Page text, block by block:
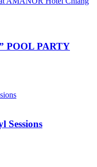
POOL PARTY
Sessions